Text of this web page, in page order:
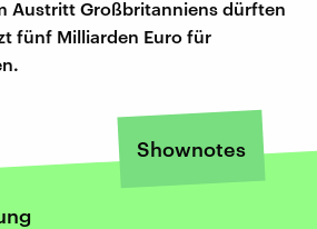
Austritt Großbritanniens dürften
fünf Milliarden Euro für
Shownotes